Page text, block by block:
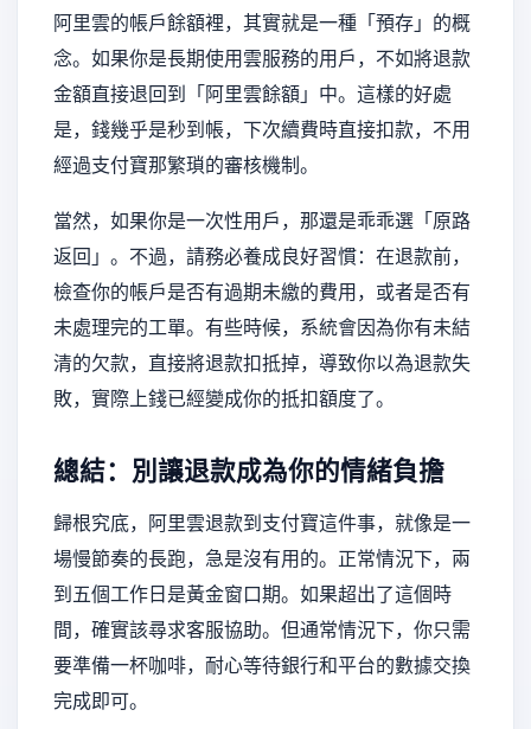
阿里雲的帳戶餘額裡，其實就是一種「預存」的概
念。如果你是長期使用雲服務的用戶，不如將退款
金額直接退回到「阿里雲餘額」中。這樣的好處
是，錢幾乎是秒到帳，下次續費時直接扣款，不用
經過支付寶那繁瑣的審核機制。
當然，如果你是一次性用戶，那還是乖乖選「原路
返回」。不過，請務必養成良好習慣：在退款前，
檢查你的帳戶是否有過期未繳的費用，或者是否有
未處理完的工單。有些時候，系統會因為你有未結
清的欠款，直接將退款扣抵掉，導致你以為退款失
敗，實際上錢已經變成你的抵扣額度了。
總結：別讓退款成為你的情緒負擔
歸根究底，阿里雲退款到支付寶這件事，就像是一
場慢節奏的長跑，急是沒有用的。正常情況下，兩
到五個工作日是黃金窗口期。如果超出了這個時
間，確實該尋求客服協助。但通常情況下，你只需
要準備一杯咖啡，耐心等待銀行和平台的數據交換
完成即可。